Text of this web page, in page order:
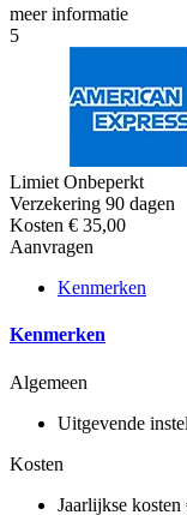
meerinformatie
5
Limiet Onbeperkt
Verzekering 90 dagen
Kosten € 35,00
Aanvragen
Kenmerken
Kenmerken
Algemeen
Uitgevende
Kosten
Jaarlijkse kosten